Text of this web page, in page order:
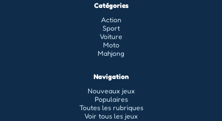
Catégories
Action
Sport
Voiture
Moto
Mahjong
Navigation
Nouveaux jeux
Populaires
Toutes les rubriques
Voir tous les jeux